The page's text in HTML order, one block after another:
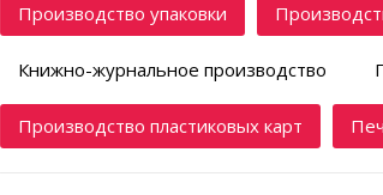
Производство упаковки
Книжно-журнальное производство
Производство пластиковых карт